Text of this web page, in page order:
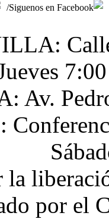
/Siguenos en Facebook
Av.
la
por el